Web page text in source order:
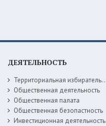
ДЕЯТЕЛЬНОСТЬ
Территориальная избирательная комиссия
Общественная деятельность
Общественная палата
Общественная безопастность
Инвестиционная деятельность